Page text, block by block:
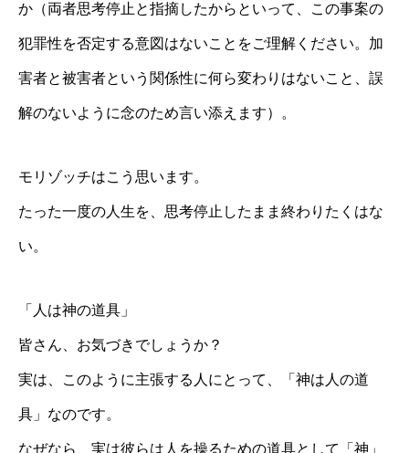
か（両者思考停止と指摘したからといって、この事案の
犯罪性を否定する意図はないことをご理解ください。加
害者と被害者という関係性に何ら変わりはないこと、誤
解のないように念のため言い添えます）。
モリゾッチはこう思います。
たった一度の人生を、思考停止したまま終わりたくはな
い。
「人は神の道具」
皆さん、お気づきでしょうか？
実は、このように主張する人にとって、「神は人の道
具」なのです。
なぜなら、実は彼らは人を操るための道具として「神」